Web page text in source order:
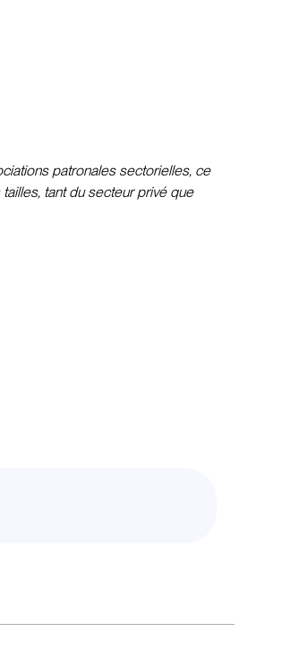
patronales sectorielles, ce
tant du secteur privé que